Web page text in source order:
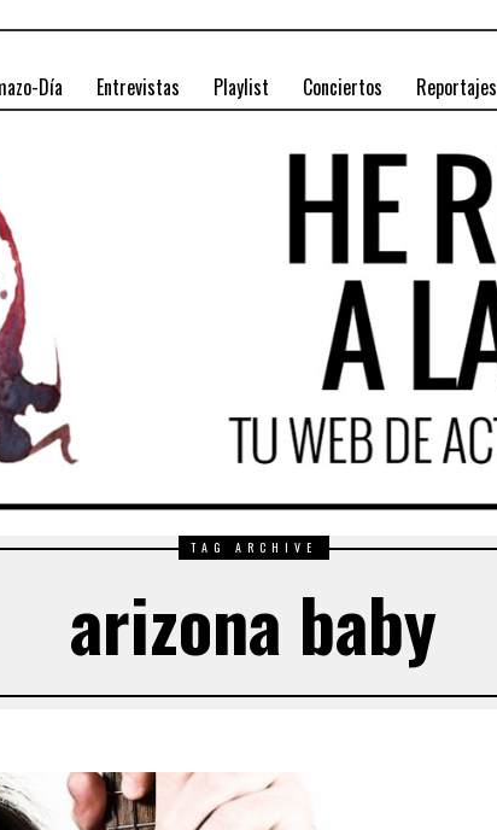
Día Entrevistas Playlist Conciertos Reportajes
TAG ARCHIVE
arizona baby